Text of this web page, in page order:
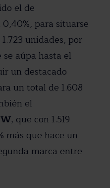
el de
para situarse
unidades, por
se aúpa hasta el
un destacado
un total de 1.608
el
, que con 1.519
más que hace un
marca entre